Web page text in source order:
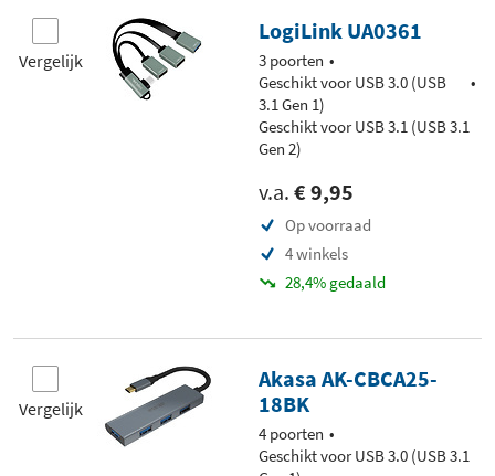
Vergelijk
LogiLink UA0361
3 poorten
Geschikt voor USB 3.0 (USB
3.1 Gen 1)
Geschikt voor USB 3.1 (USB 3.1
Gen 2)
v.a. € 9,95
Op voorraad
4 winkels
28,4% gedaald
Vergelijk
Akasa AK-CBCA25-
18BK
4 poorten
Geschikt voor USB 3.0 (USB 3.1